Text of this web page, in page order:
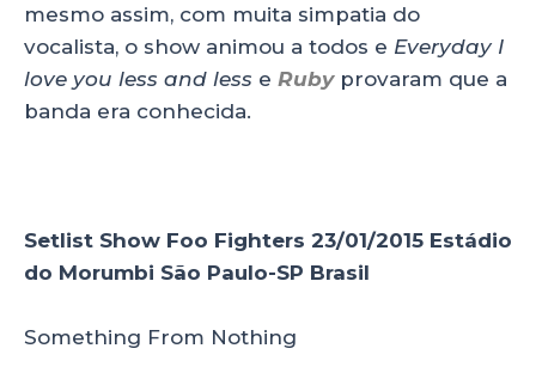
mesmo assim, com muita simpatia do
vocalista, o show animou a todos e Everyday I
love you less and less e Rubyprovaram que a
banda era conhecida.
Setlist Show Foo Fighters 23/01/2015 Estádio
do Morumbi São Paulo-SP Brasil
Something From Nothing